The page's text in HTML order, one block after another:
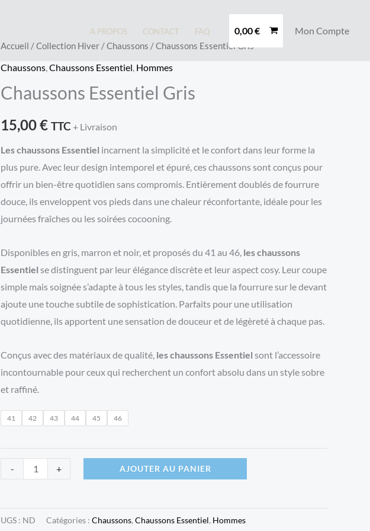
A PROPOS CONTACT FAQ 0,00€ Mon Compte
Accueil /Collection Hiver /Chaussons / Chaussons Essentiel Gris
Chaussons Chaussons Essentiel Hommes
Chaussons Essentiel Gris
15,00€ TTC + Livraison
Les chaussons Essentiel incarnent la simplicité et le confort dans leur forme la
plus pure. Avec leur design intemporel et épuré, ces chaussons sont conçus pour
offrir un bien-être quotidien sans compromis. Entièrement doublés de fourrure
douce, ils enveloppent vos pieds dans une chaleur réconfortante, idéale pour les
journées fraîches ou les soirées cocooning.
Disponibles en gris, marron et noir, et proposés du 41 au 46, les chaussons
Essentiel se distinguent par leur élégance discrète et leur aspect cosy. Leur coupe
simple mais soignée s’adapte à tous les styles, tandis que la fourrure sur le devant
ajoute une touche subtile de sophistication. Parfaits pour une utilisation
quotidienne, ils apportent une sensation de douceur et de légèreté à chaque pas.
Conçus avec des matériaux de qualité, les chaussons Essentiel sont l’accessoire
incontournable pour ceux qui recherchent un confort absolu dans un style sobre
et raffiné.
41 42 43 44 45 46
-
quantité
Essentiel
+ AJOUTER AU PANIER
UGS : ND Catégories : Chaussons, Chaussons Essentiel, Hommes